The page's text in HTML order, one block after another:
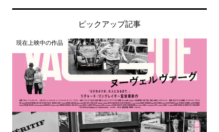
ピックアップ記事
現在上映中の作品